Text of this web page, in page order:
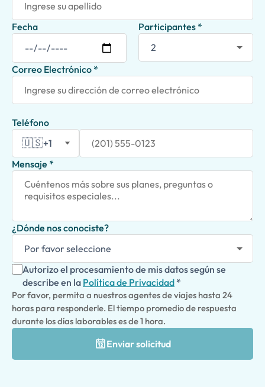
Fecha Participantes *
Correo Electrónico *
Teléfono
🇺🇸+1
Mensaje *
¿Dónde nos conociste?
Autorizo el procesamiento de mis datos según se
describe en la Política de Privacidad *
Por favor, permita a nuestros agentes de viajes hasta 24
horas para responderle. El tiempo promedio de respuesta
durante los días laborables es de 1 hora.
Enviar solicitud